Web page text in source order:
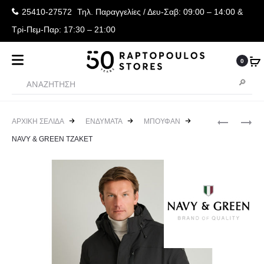
25410-27572 Τηλ. Παραγγελίες / Δευ-Σαβ: 09:00 – 14:00 &
Τρi-Πεμ-Παρ: 17:30 – 21:00
0
ADIDAS
ΑΡΧΙΚΉ ΣΕΛΊΔΑ ΕΝΔΥΜΑΤΑ ΜΠΟΥΦΑΝ
NAVY & GREEN ΤΖΑΚΕΤ